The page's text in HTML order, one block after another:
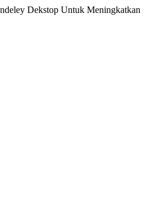
Dekstop Untuk Meningkatkan